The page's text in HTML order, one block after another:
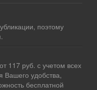
поэтому
117 руб. с учетом всех
Вашего удобства,
бесплатной